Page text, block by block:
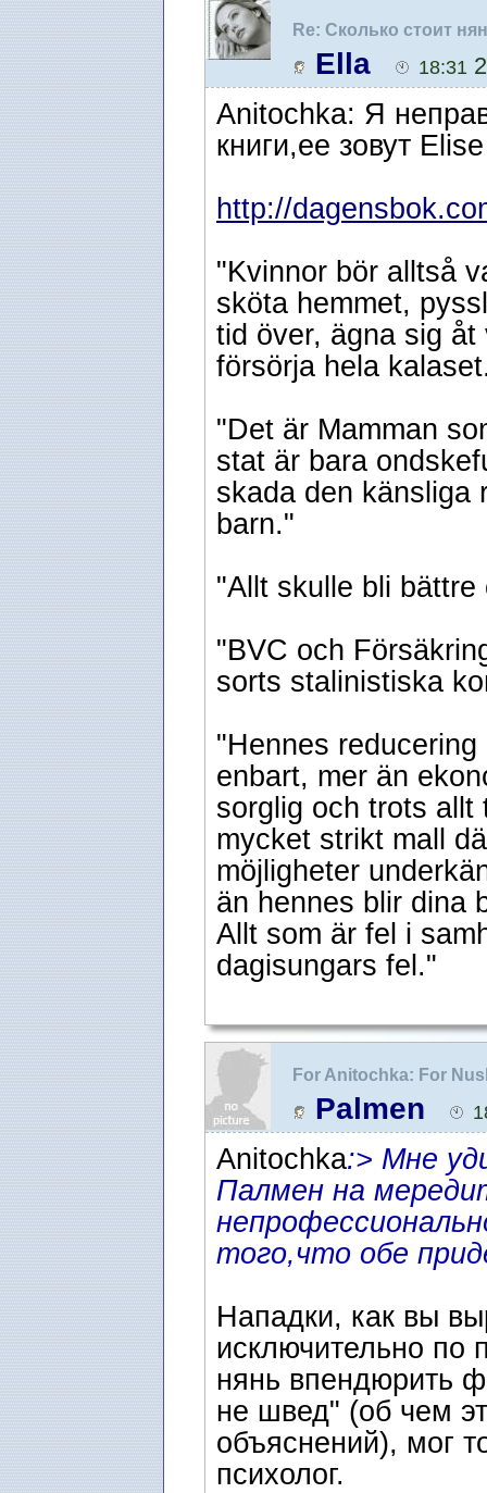
Re: Сколько стоит
Ella 18:31
Anitochka: Я
книги,ее зовут
http://
"Kvinnor bör alltså
sköta hemmet,
tid över, ägna sig
försörja hela
"Det är Mamman
stat är bara
skada den känsliga
barn."
"Allt skulle bli
"BVC och
sorts stalinistiska
"Hennes
enbart, mer än
sorglig och trots allt
mycket strikt mall
möjligheter
än hennes blir dina
Allt som är fel i
dagisungars fel."
For Anitochka: For
Palmen
Anitochka:> Мне
Палмен на
того,что обе
Нападки, как вы
исключительно по
нянь впендюрить
не швед" (об чем
объяснений), мог
психолог.